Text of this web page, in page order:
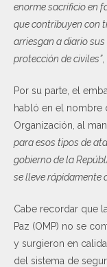
enorme sacrificio en
que contribuyen con
arriesgan a diario
protección de civiles”,
Por su parte, el
habló en el nombre
Organización, al
para esos tipos de
gobierno de la
se lleve rápidamente
Cabe recordar que
Paz (OMP) no se
y surgieron en
del sistema de